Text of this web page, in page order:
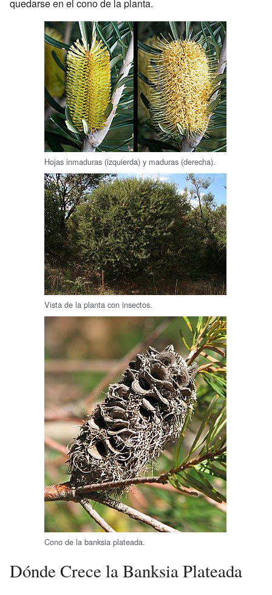
quedarse en el cono de la planta.
Hojas inmaduras (izquierda) y maduras (derecha).
Vista de la planta con insectos.
Cono de la banksia plateada.
Dónde Crece la Banksia Plateada